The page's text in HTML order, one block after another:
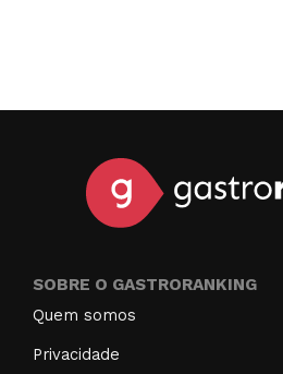
SOBRE O GASTRORANKING
Quem somos
Privacidade